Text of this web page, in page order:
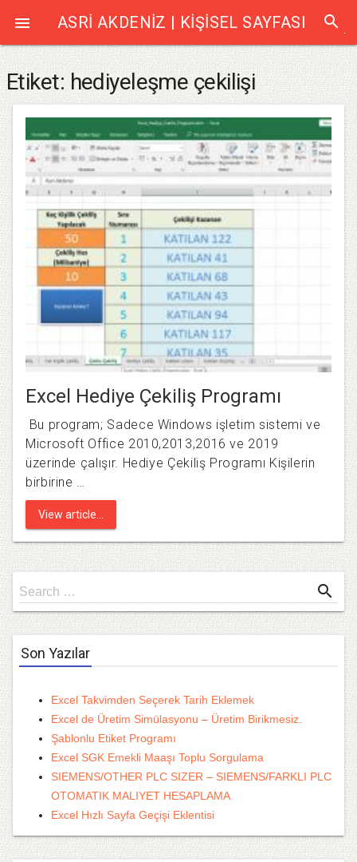
 ASRI AKDENIZ | KIŞISEL SAYFASI search
Etiket:hediyeleşme çekilişi
Excel Hediye Çekiliş Programı
Bu program; Sadece Windows işletim sistemi ve
Microsoft Office 2010,2013,2016 ve 2019
üzerinde çalışır. Hediye Çekiliş Programı Kişilerin
birbirine …
View article...
Search
for
Search … search
Son Yazılar
Excel Takvimden Seçerek Tarih Eklemek
Excel de Üretim Simülasyonu – Üretim Birikmesiz.
Şablonlu Etiket Programı
Excel SGK Emekli Maaşı Toplu Sorgulama
SIEMENS/OTHER PLC SIZER – SIEMENS/FARKLI PLC
OTOMATIK MALIYET HESAPLAMA
Excel Hızlı Sayfa Geçişi Eklentisi